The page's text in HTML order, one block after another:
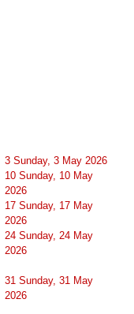
3 Sunday, 3 May 2026
10 Sunday, 10 May
2026
17 Sunday, 17 May
2026
24 Sunday, 24 May
2026
31 Sunday, 31 May
2026